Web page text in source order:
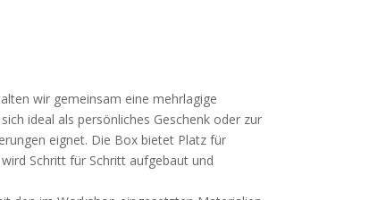
wir gemeinsam eine mehrlagige
ideal als persönliches Geschenk oder zur
eignet. Die Box bietet Platz für
Schritt für Schritt aufgebaut und